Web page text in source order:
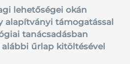
lehetőségei okán
alapítványi támogatással
tanácsadásban
alábbi űrlap kitöltésével